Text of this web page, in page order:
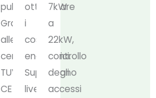
pubblica.
Grazie
alle
certificazioni
TUV,
CE
ottimizzare
i
costi
energetici.
Supportano
livelli
7kW
a
22kW,
controllo
degli
accessi